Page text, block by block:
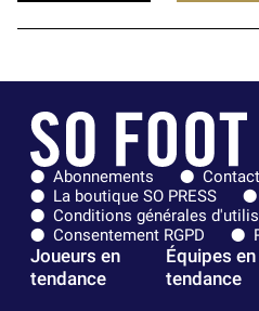
Abonnements
La boutique SO PRESS
Conditions générales
Consentement RGPD
Joueurs en
tendance
Équipes en
tendance